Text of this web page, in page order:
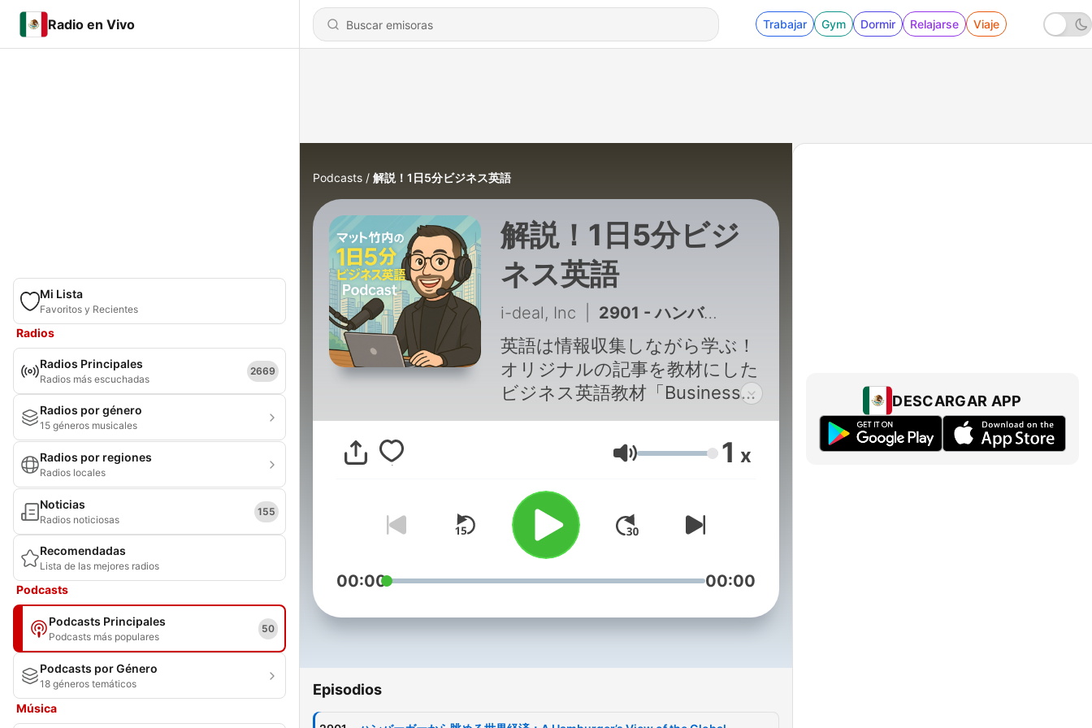
Radio en Vivo Trabajar Gym Dormir Relajarse Viaje
Mi Lista
Favoritos y Recientes
Radios
Radios Principales
Radios más escuchadas
2669
Radios por género
15 géneros musicales
Radios por regiones
Radios locales
Noticias
Radios noticiosas
155
Recomendadas
Lista de las mejores radios
Podcasts
Podcasts Principales
Podcasts más populares
50
Podcasts por Género
18 géneros temáticos
Música
Podcasts 解説！1日5分ビジネス英語
解説！1日5分ビジ
ネス英語
i-deal, Inc 2901 - ハンバーガーから眺める世界経済：A Hamburger’s View of the Global Economy
英語は情報収集しながら学ぶ！
オリジナルの記事を教材にした
ビジネス英語教材「Business
English Pro」から、お勧めのト
ピックをピックアップ！ナビゲ
ーター マットの詳しい解説と軽
快なトークが送る、楽しい5分
間のビジネス英語学習ポッドキ
ャストです！
Volumen 1 x
00:00 00:00
Episodios
DESCARGAR APP